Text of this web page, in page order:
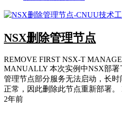
NSX删除管理节点
REMOVE FIRST NSX-T
MANUALLY 本次实例中NSX部署
管理节点部分服务无法启动，长
正常，因此删除此节点重新部署。
2年前